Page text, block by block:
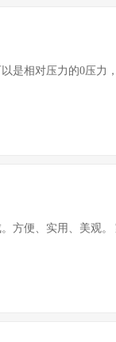
是相对压力的0压力
方便、实用、美观。